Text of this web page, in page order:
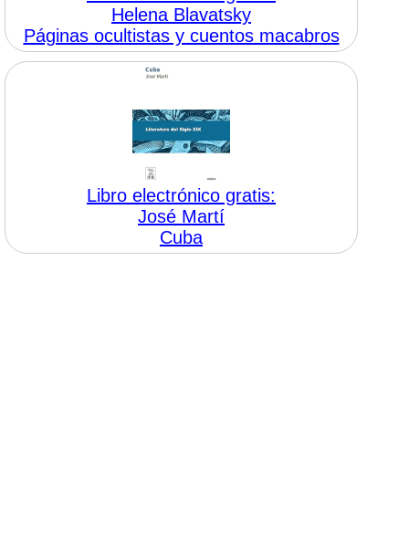
Helena Blavatsky
Páginas ocultistas y cuentos macabros
Libro electrónico gratis:
José Martí
Cuba